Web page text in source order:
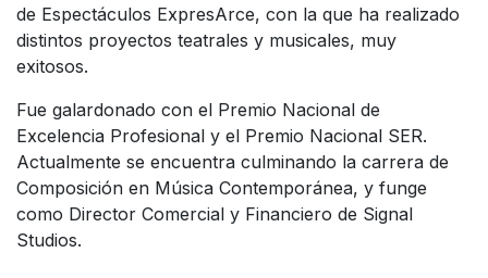
de Espectáculos ExpresArce, con la que ha realizado
distintos proyectos teatrales y musicales, muy
exitosos.
Fue galardonado con el Premio Nacional de
Excelencia Profesional y el Premio Nacional SER.
Actualmente se encuentra culminando la carrera de
Composición en Música Contemporánea, y funge
como Director Comercial y Financiero de Signal
Studios.